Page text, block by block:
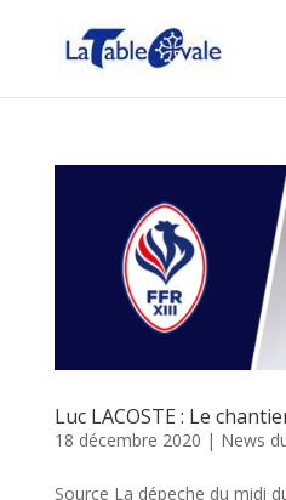
Luc LACOSTE : Le
18 décembre 2020 | News
Source La dépeche du midi